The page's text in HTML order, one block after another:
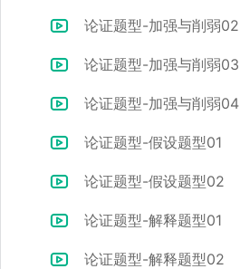
论证题型-加强与削弱02
论证题型-加强与削弱03
论证题型-加强与削弱04
论证题型-假设题型01
论证题型-假设题型02
论证题型-解释题型01
论证题型-解释题型02